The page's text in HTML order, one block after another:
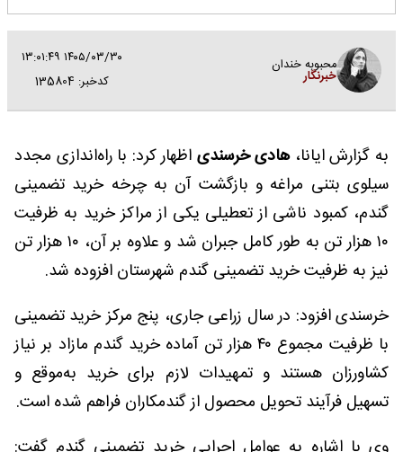
محبوبه خندان
خبرنگار
۱۴۰۵/۰۳/۳۰ ۱۳:۰۱:۴۹
کدخبر: 135804
به گزارش ایانا، هادی خرسندی اظهار کرد: با راه‌اندازی مجدد
سیلوی بتنی مراغه و بازگشت آن به چرخه خرید تضمینی
گندم، کمبود ناشی از تعطیلی یکی از مراکز خرید به ظرفیت
۱۰ هزار تن به طور کامل جبران شد و علاوه بر آن، ۱۰ هزار تن
نیز به ظرفیت خرید تضمینی گندم شهرستان افزوده شد.
خرسندی افزود: در سال زراعی جاری، پنج مرکز خرید تضمینی
با ظرفیت مجموع ۴۰ هزار تن آماده خرید گندم مازاد بر نیاز
کشاورزان هستند و تمهیدات لازم برای خرید به‌موقع و
تسهیل فرآیند تحویل محصول از گندمکاران فراهم شده است.